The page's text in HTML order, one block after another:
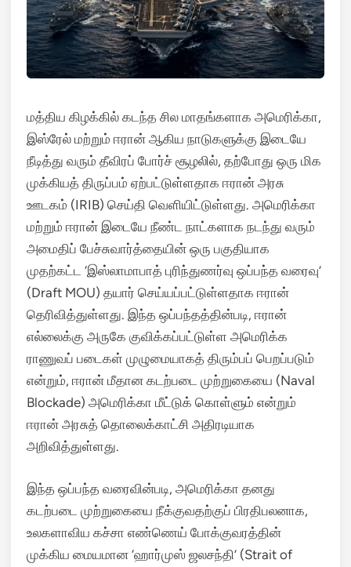
மத்திய கிழக்கில் கடந்த சில மாதங்களாக அமெரிக்கா,
இஸ்ரேல் மற்றும் ஈரான் ஆகிய நாடுகளுக்கு இடையே
நீடித்து வரும் தீவிரப் போர்ச் சூழலில், தற்போது ஒரு மிக
முக்கியத் திருப்பம் ஏற்பட்டுள்ளதாக ஈரான் அரசு
ஊடகம் (IRIB) செய்தி வெளியிட்டுள்ளது. அமெரிக்கா
மற்றும் ஈரான் இடையே நீண்ட நாட்களாக நடந்து வரும்
அமைதிப் பேச்சுவார்த்தையின் ஒரு பகுதியாக
முதற்கட்ட ‘இஸ்லாமாபாத் புரிந்துணர்வு ஒப்பந்த வரைவு’
(Draft MOU) தயார் செய்யப்பட்டுள்ளதாக ஈரான்
தெரிவித்துள்ளது. இந்த ஒப்பந்தத்தின்படி, ஈரான்
எல்லைக்கு அருகே குவிக்கப்பட்டுள்ள அமெரிக்க
ராணுவப் படைகள் முழுமையாகத் திரும்பப் பெறப்படும்
என்றும், ஈரான் மீதான கடற்படை முற்றுகையை (Naval
Blockade) அமெரிக்கா மீட்டுக் கொள்ளும் என்றும்
ஈரான் அரசுத் தொலைக்காட்சி அதிரடியாக
அறிவித்துள்ளது.
இந்த ஒப்பந்த வரைவின்படி, அமெரிக்கா தனது
கடற்படை முற்றுகையை நீக்குவதற்குப் பிரதிபலனாக,
உலகளாவிய கச்சா எண்ணெய் போக்குவரத்தின்
முக்கிய மையமான ‘ஹார்முஸ் ஜலசந்தி’ (Strait of